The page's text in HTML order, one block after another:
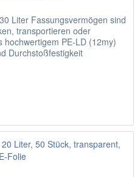
Liter Fassungsvermögen sind
transportieren oder
PE-LD (12my)
Durchstoßfestigkeit